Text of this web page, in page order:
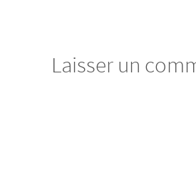
Laisser un